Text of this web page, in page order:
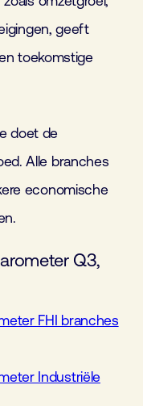
geeft
toekomstige
doet de
Alle branches
economische
Q3,
FHI branches
Industriële